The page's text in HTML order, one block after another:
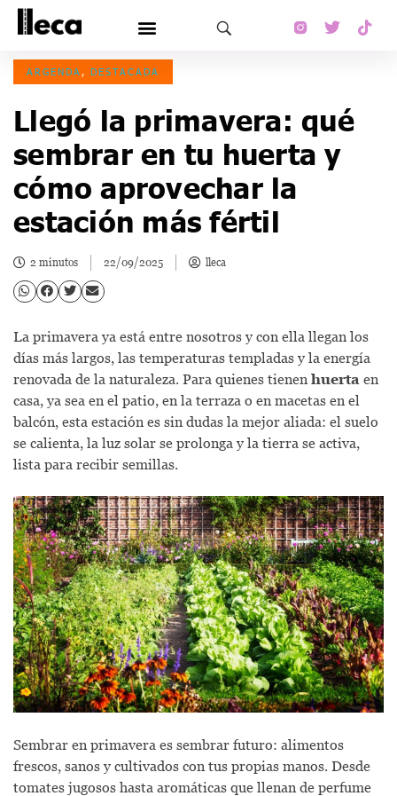
ARGENDA , DESTACADA
Llegó la primavera: qué
sembrar en tu huerta y
cómo aprovechar la
estación más fértil
2 minutos 22/09/2025 lleca
La primavera ya está entre nosotros y con ella llegan los
días más largos, las temperaturas templadas y la energía
renovada de la naturaleza. Para quienes tienen huerta en
casa, ya sea en el patio, en la terraza o en macetas en el
balcón, esta estación es sin dudas la mejor aliada: el suelo
se calienta, la luz solar se prolonga y la tierra se activa,
lista para recibir semillas.
Sembrar en primavera es sembrar futuro: alimentos
frescos, sanos y cultivados con tus propias manos. Desde
tomates jugosos hasta aromáticas que llenan de perfume